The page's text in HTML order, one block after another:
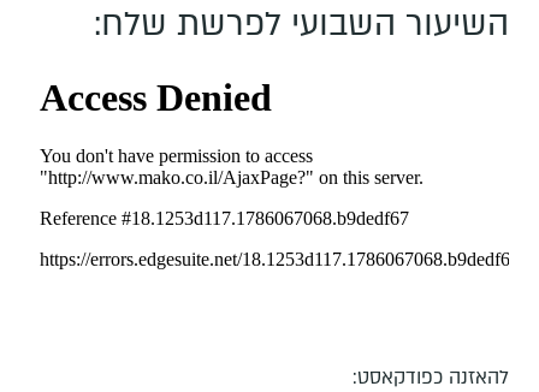
השיעור השבועי לפרשת שלח:
להאזנה כפודקאסט: